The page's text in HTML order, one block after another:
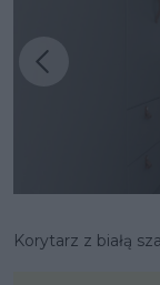
Korytarz z białą